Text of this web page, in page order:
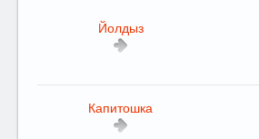
Йолдыз
Капитошка